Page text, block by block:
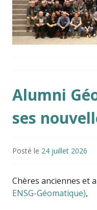
Alumni
ses
Posté le 24 juillet 2026
Chères anciennes et
ENSG-Géomatique),